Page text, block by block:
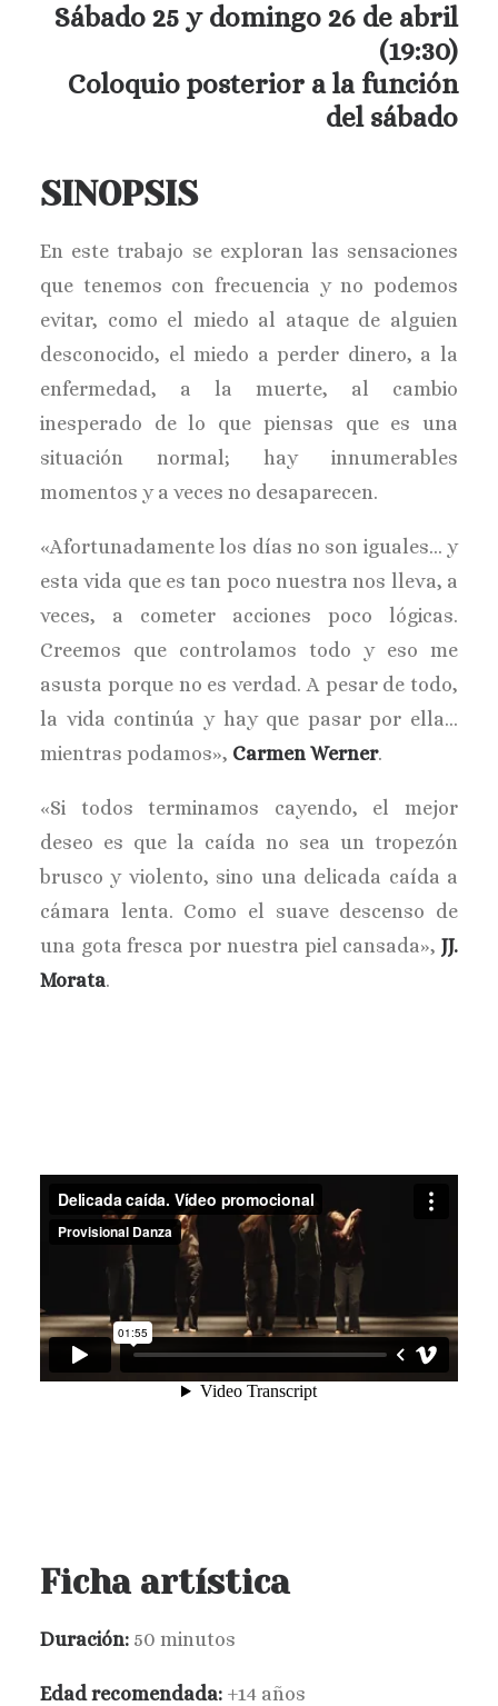
Sábado 25 y domingo 26 de abril
(19:30)
Coloquio posterior a la función
del sábado
SINOPSIS
En este trabajo se exploran las sensaciones
que tenemos con frecuencia y no podemos
evitar, como el miedo al ataque de alguien
desconocido, el miedo a perder dinero, a la
enfermedad, a la muerte, al cambio
inesperado de lo que piensas que es una
situación normal; hay innumerables
momentos y a veces no desaparecen.
«Afortunadamente los días no son iguales… y
esta vida que es tan poco nuestra nos lleva, a
veces, a cometer acciones poco lógicas.
Creemos que controlamos todo y eso me
asusta porque no es verdad. A pesar de todo,
la vida continúa y hay que pasar por ella…
mientras podamos», Carmen Werner.
«Si todos terminamos cayendo, el mejor
deseo es que la caída no sea un tropezón
brusco y violento, sino una delicada caída a
cámara lenta. Como el suave descenso de
una gota fresca por nuestra piel cansada», JJ.
Morata.
Ficha artística
Duración: 50 minutos
Edad recomendada: +14 años